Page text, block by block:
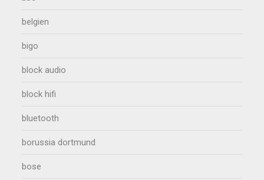
belgien
bigo
block audio
block hifi
bluetooth
borussia dortmund
bose